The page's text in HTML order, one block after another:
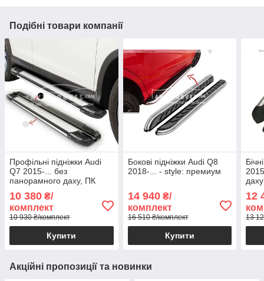
Подібні товари компанії
Профільні підніжки Audi
Q7 2015-... без
панорамного даху, ПК
10 380 ₴/
комплект
10 930 ₴/комплект
Купити
Бокові підніжки Audi Q8
2018-... - style: премиум
14 940₴/
комплект
16 510 ₴/комплект
Купити
12
13
Акційні пропозиції та новинки